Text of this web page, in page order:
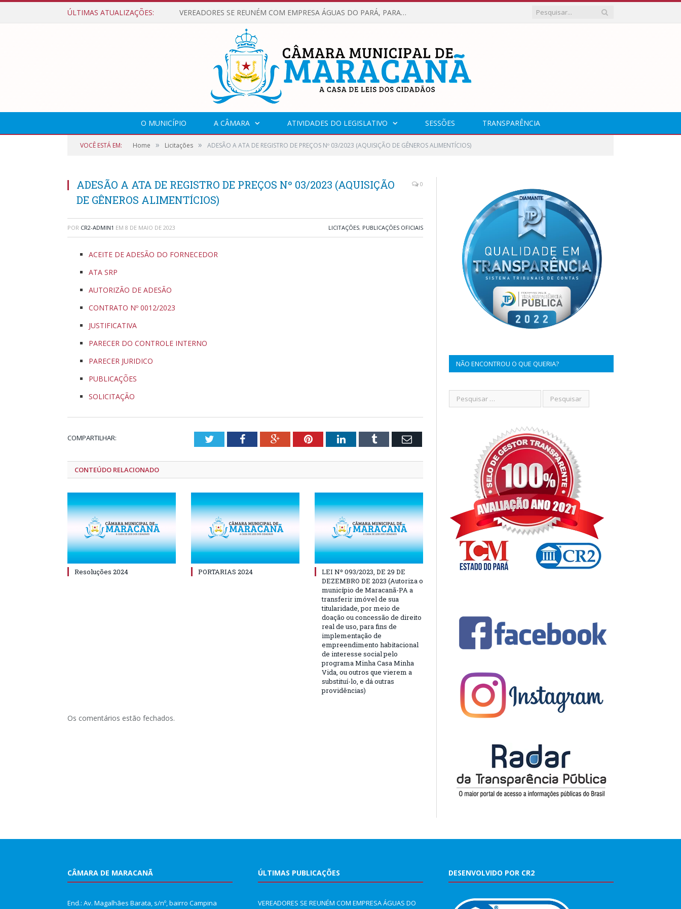
ÚLTIMAS ATUALIZAÇÕES: VEREADORES SE REUNÉM COM EMPRESA ÁGUAS DO PARÁ, PARA APRESENTAR REIVINDICAÇÕES E MELHORIAS NA QUALIDADE DOS SERVIÇOS OFERECIDOS Á POPULAÇÃO.
O MUNICÍPIO A CÂMARA ATIVIDADES DO LEGISLATIVO SESSÕES TRANSPARÊNCIA
VOCÊ ESTÁ EM: Home » Licitações » ADESÃO A ATA DE REGISTRO DE PREÇOS Nº 03/2023 (AQUISIÇÃO DE GÊNEROS ALIMENTÍCIOS)
ADESÃO A ATA DE REGISTRO DE PREÇOS Nº 03/2023 (AQUISIÇÃO
DE GÊNEROS ALIMENTÍCIOS)
0
POR CR2-ADMIN1 EM 8 DE MAIO DE 2023 LICITAÇÕES, PUBLICAÇÕES OFICIAIS
ACEITE DE ADESÃO DO FORNECEDOR
ATA SRP
AUTORIZÃO DE ADESÃO
CONTRATO Nº 0012/2023
JUSTIFICATIVA
PARECER DO CONTROLE INTERNO
PARECER JURIDICO
PUBLICAÇÕES
SOLICITAÇÃO
COMPARTILHAR: TwitterFacebookGoogle+PinterestLinkedInTumblr Email
CONTEÚDO RELACIONADO
Resoluções 2024 PORTARIAS 2024
LEI Nº 093/2023, DE 29 DE
DEZEMBRO DE 2023 (Autoriza o
município de Maracanã-PA a
transferir imóvel de sua
titularidade, por meio de
doação ou concessão de direito
real de uso, para fins de
implementação de
empreendimento habitacional
de interesse social pelo
programa Minha Casa Minha
Vida, ou outros que vierem a
substituí-lo, e dá outras
providências)
Os comentários estão fechados.
NÃO ENCONTROU O QUE QUERIA?
CÂMARA DE MARACANÃ
End.: Av. Magalhães Barata, s/nº, bairro Campina
ÚLTIMAS PUBLICAÇÕES
VEREADORES SE REUNÉM COM EMPRESA ÁGUAS DO
DESENVOLVIDO POR CR2